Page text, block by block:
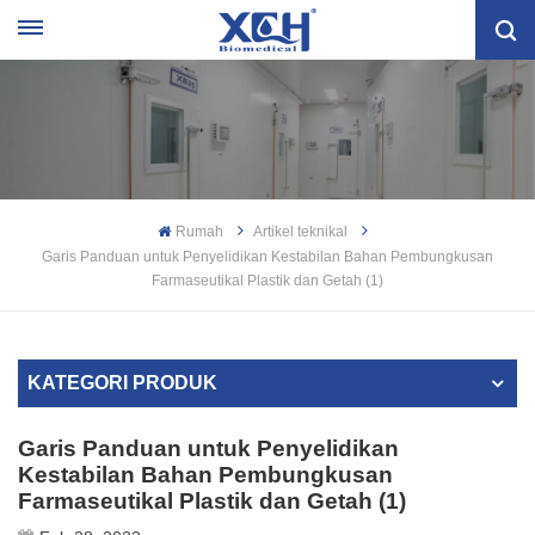
Rumah
Artikel teknikal
Garis Panduan untuk Penyelidikan Kestabilan Bahan Pembungkusan
Farmaseutikal Plastik dan Getah (1)
KATEGORI PRODUK
Garis Panduan untuk Penyelidikan
Kestabilan Bahan Pembungkusan
Farmaseutikal Plastik dan Getah (1)